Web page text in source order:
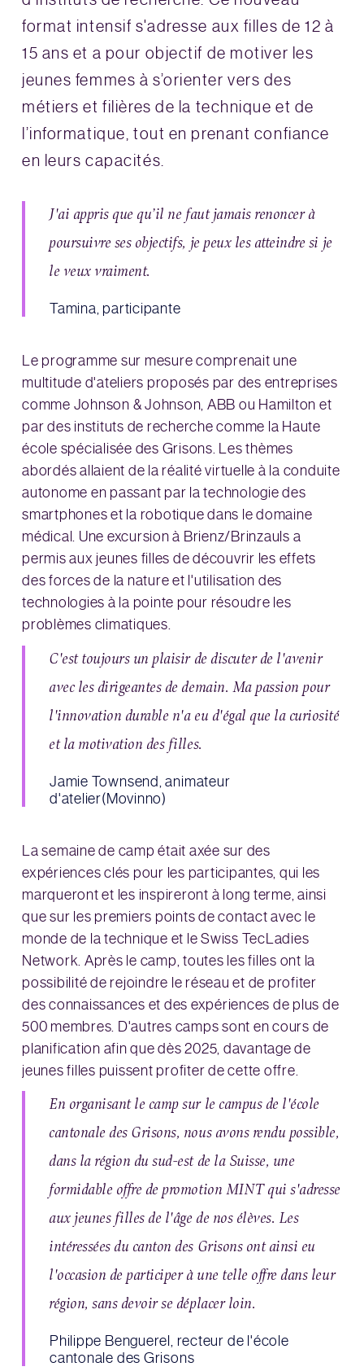
format intensif s'adresse aux filles de 12 à
15 ans et a pour objectif de motiver les
jeunes femmes à s’orienter vers des
métiers et filières de la technique et de
l’informatique, tout en prenant confiance
en leurs capacités.
J'ai appris que qu’il ne faut jamais renoncer à
poursuivre ses objectifs, je peux les atteindre si je
le veux vraiment.
Tamina, participante
Le programme sur mesure comprenait une
multitude d'ateliers proposés par des entreprises
comme Johnson & Johnson, ABB ou Hamilton et
par des instituts de recherche comme la Haute
école spécialisée des Grisons. Les thèmes
abordés allaient de la réalité virtuelle à la conduite
autonome en passant par la technologie des
smartphones et la robotique dans le domaine
médical. Une excursion à Brienz/Brinzauls a
permis aux jeunes filles de découvrir les effets
des forces de la nature et l'utilisation des
technologies à la pointe pour résoudre les
problèmes climatiques.
C'est toujours un plaisir de discuter de l'avenir
avec les dirigeantes de demain. Ma passion pour
l'innovation durable n'a eu d'égal que la curiosité
et la motivation des filles.
Jamie Townsend, animateur
d'atelier(Movinno)
La semaine de camp était axée sur des
expériences clés pour les participantes, qui les
marqueront et les inspireront à long terme, ainsi
que sur les premiers points de contact avec le
monde de la technique et le Swiss TecLadies
Network. Après le camp, toutes les filles ont la
possibilité de rejoindre le réseau et de profiter
des connaissances et des expériences de plus de
500 membres. D'autres camps sont en cours de
planification afin que dès 2025, davantage de
jeunes filles puissent profiter de cette offre.
En organisant le camp sur le campus de l'école
cantonale des Grisons, nous avons rendu possible,
dans la région du sud-est de la Suisse, une
formidable offre de promotion MINT qui s'adresse
aux jeunes filles de l'âge de nos élèves. Les
intéressées du canton des Grisons ont ainsi eu
l'occasion de participer à une telle offre dans leur
région, sans devoir se déplacer loin.
Philippe Benguerel, recteur de l'école
cantonale des Grisons